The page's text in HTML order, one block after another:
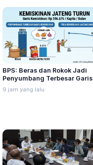
BPS: Beras dan Rokok Jadi
Penyumbang Terbesar Garis
Kemiskinan di Jateng
9 jam yang lalu